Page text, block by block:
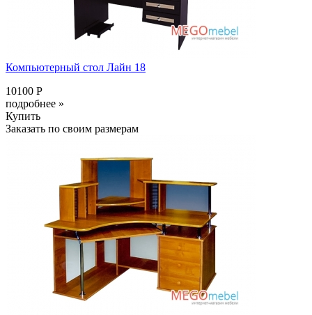
Компьютерный стол Лайн 18
10100 Р
подробнее »
Купить
Заказать по своим размерам